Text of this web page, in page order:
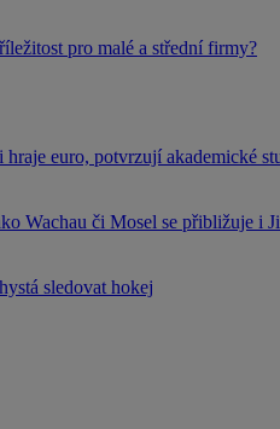
pro malé a střední firmy?
euro, potvrzují akademické
Wachau či Mosel se přibližuje i
sledovat hokej